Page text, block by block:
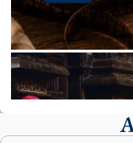
Mons. Sergi
presidit aquest 27
Santes de Mataró.
🔗tinyurl.com/
📸 J. Merino